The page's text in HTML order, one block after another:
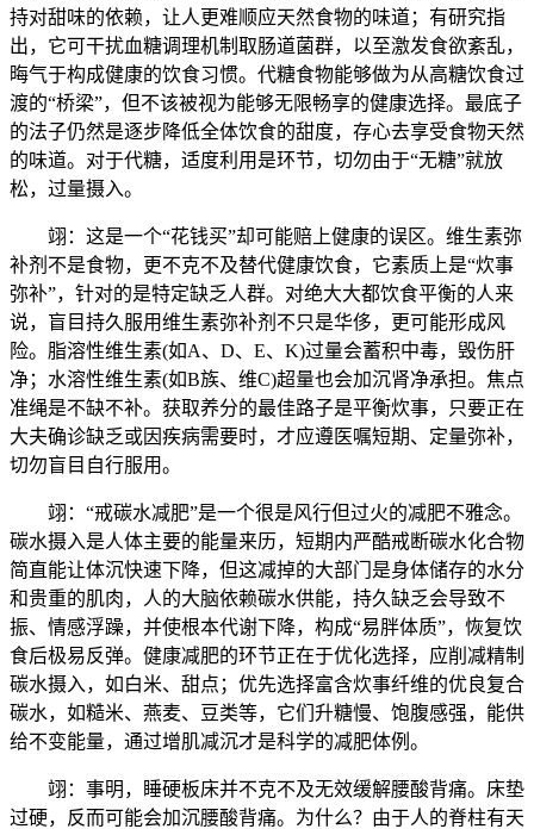
持对甜味的依赖，让人更难顺应天然食物的味道；有研究指
出，它可干扰血糖调理机制取肠道菌群，以至激发食欲紊乱，
晦气于构成健康的饮食习惯。代糖食物能够做为从高糖饮食过
渡的“桥梁”，但不该被视为能够无限畅享的健康选择。最底子
的法子仍然是逐步降低全体饮食的甜度，存心去享受食物天然
的味道。对于代糖，适度利用是环节，切勿由于“无糖”就放
松，过量摄入。
翊：这是一个“花钱买”却可能赔上健康的误区。维生素弥
补剂不是食物，更不克不及替代健康饮食，它素质上是“炊事
弥补”，针对的是特定缺乏人群。对绝大大都饮食平衡的人来
说，盲目持久服用维生素弥补剂不只是华侈，更可能形成风
险。脂溶性维生素(如A、D、E、K)过量会蓄积中毒，毁伤肝
净；水溶性维生素(如B族、维C)超量也会加沉肾净承担。焦点
准绳是不缺不补。获取养分的最佳路子是平衡炊事，只要正在
大夫确诊缺乏或因疾病需要时，才应遵医嘱短期、定量弥补，
切勿盲目自行服用。
翊：“戒碳水减肥”是一个很是风行但过火的减肥不雅念。
碳水摄入是人体主要的能量来历，短期内严酷戒断碳水化合物
简直能让体沉快速下降，但这减掉的大部门是身体储存的水分
和贵重的肌肉，人的大脑依赖碳水供能，持久缺乏会导致不
振、情感浮躁，并使根本代谢下降，构成“易胖体质”，恢复饮
食后极易反弹。健康减肥的环节正在于优化选择，应削减精制
碳水摄入，如白米、甜点；优先选择富含炊事纤维的优良复合
碳水，如糙米、燕麦、豆类等，它们升糖慢、饱腹感强，能供
给不变能量，通过增肌减沉才是科学的减肥体例。
翊：事明，睡硬板床并不克不及无效缓解腰酸背痛。床垫
过硬，反而可能会加沉腰酸背痛。为什么？由于人的脊柱有天